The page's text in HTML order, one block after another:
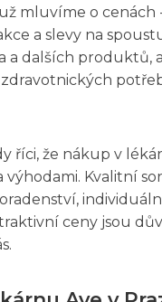
mluvíme o cenách
a slevy na
a dalších produktů,
říci, že nákup v
výhodami. Kvalitní
ceny jsou